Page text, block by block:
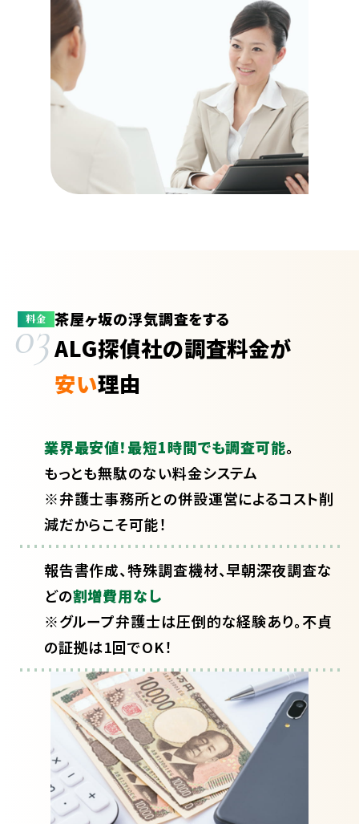
料金
03茶屋ヶ坂の浮気調査をする
ALG探偵社の調査料金が
安い理由
業界最安値！最短1時間でも調査可能。
もっとも無駄のない料金システム
※弁護士事務所との併設運営によるコスト削
減だからこそ可能！
報告書作成、特殊調査機材、早朝深夜調査な
どの割増費用なし
※グループ弁護士は圧倒的な経験あり。不貞
の証拠は1回でOK！